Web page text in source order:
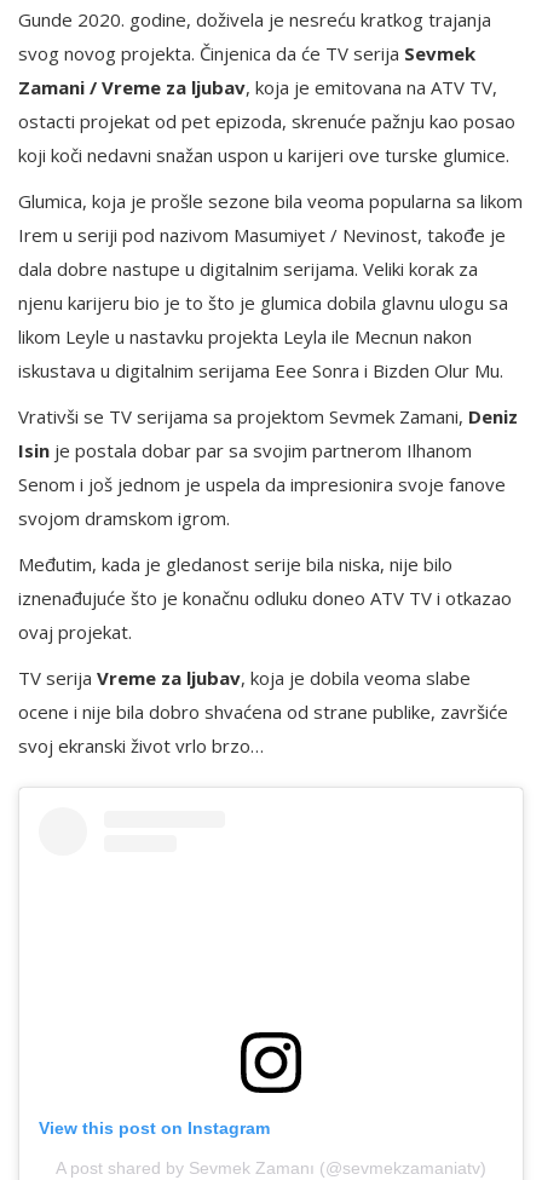
Gunde 2020. godine, doživela je nesreću kratkog trajanja
svog novog projekta. Činjenica da će TV serija Sevmek
Zamani / Vreme za ljubav, koja je emitovana na ATV TV,
ostacti projekat od pet epizoda, skrenuće pažnju kao posao
koji koči nedavni snažan uspon u karijeri ove turske glumice.
Glumica, koja je prošle sezone bila veoma popularna sa likom
Irem u seriji pod nazivom Masumiyet / Nevinost, takođe je
dala dobre nastupe u digitalnim serijama. Veliki korak za
njenu karijeru bio je to što je glumica dobila glavnu ulogu sa
likom Leyle u nastavku projekta Leyla ile Mecnun nakon
iskustava u digitalnim serijama Eee Sonra i Bizden Olur Mu.
Vrativši se TV serijama sa projektom Sevmek Zamani, Deniz
Isin je postala dobar par sa svojim partnerom Ilhanom
Senom i još jednom je uspela da impresionira svoje fanove
svojom dramskom igrom.
Međutim, kada je gledanost serije bila niska, nije bilo
iznenađujuće što je konačnu odluku doneo ATV TV i otkazao
ovaj projekat.
TV serija Vreme za ljubav, koja je dobila veoma slabe
ocene i nije bila dobro shvaćena od strane publike, završiće
svoj ekranski život vrlo brzo…
View this post on Instagram
A post shared by Sevmek Zamanı (@sevmekzamaniatv)